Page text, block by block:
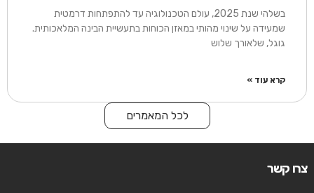
בשלהי שנת 2025, עולם הטכנולוגיה עד להתפתחות דרמטית
שמעידה על שינוי מהותי במאזן הכוחות בתעשיית הבינה המלאכותית.
גוגל, שלאורך שלוש
קרא עוד »
לכל המאמרים
צרו קשר